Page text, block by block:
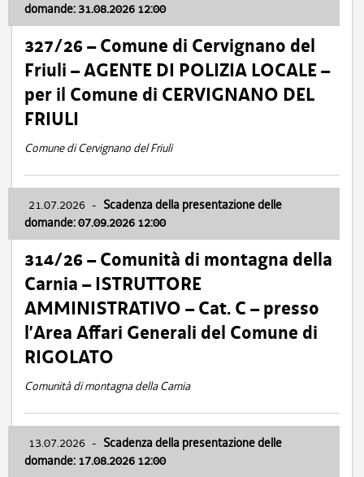
domande: 31.08.2026 12:00
327/26 – Comune di Cervignano del
Friuli – AGENTE DI POLIZIA LOCALE –
per il Comune di CERVIGNANO DEL
FRIULI
Comune di Cervignano del Friuli
21.07.2026 - Scadenza della presentazione delle
domande: 07.09.2026 12:00
314/26 – Comunità di montagna della
Carnia – ISTRUTTORE
AMMINISTRATIVO – Cat. C – presso
l’Area Affari Generali del Comune di
RIGOLATO
Comunità di montagna della Carnia
13.07.2026 - Scadenza della presentazione delle
domande: 17.08.2026 12:00